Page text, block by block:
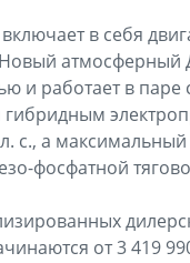
в себя
и работает в паре
л. с., а
фосфатной
от 3 419